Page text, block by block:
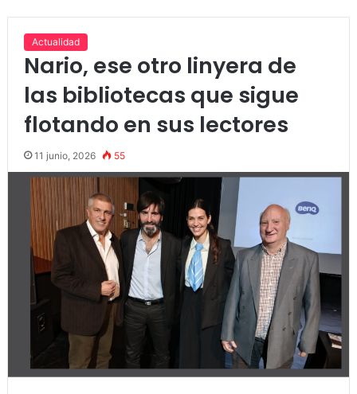
Actualidad
Nario, ese otro linyera de
las bibliotecas que sigue
flotando en sus lectores
11 junio, 2026 55